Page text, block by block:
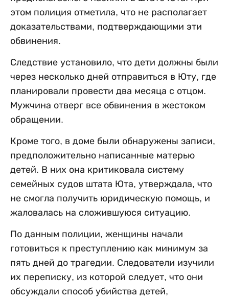
этом полиция отметила, что не располагает
доказательствами, подтверждающими эти
обвинения.
Следствие установило, что дети должны были
через несколько дней отправиться в Юту, где
планировали провести два месяца с отцом.
Мужчина отверг все обвинения в жестоком
обращении.
Кроме того, в доме были обнаружены записи,
предположительно написанные матерью
детей. В них она критиковала систему
семейных судов штата Юта, утверждала, что
не смогла получить юридическую помощь, и
жаловалась на сложившуюся ситуацию.
По данным полиции, женщины начали
готовиться к преступлению как минимум за
пять дней до трагедии. Следователи изучили
их переписку, из которой следует, что они
обсуждали способ убийства детей,